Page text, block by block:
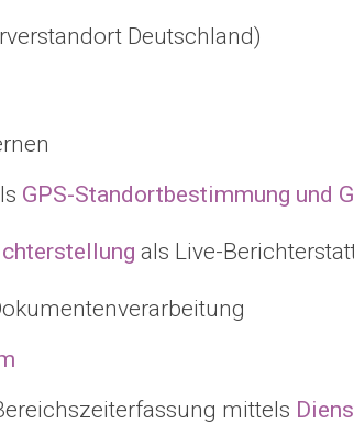
Deutschland)
GPS-Standortbestimmung und
als Live-
mittels